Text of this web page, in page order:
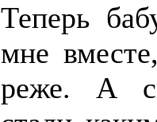
Теперь
мне
реже. А